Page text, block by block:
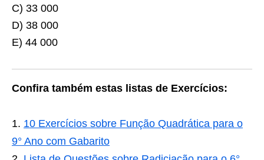
C) 33 000
D) 38 000
E) 44 000
Confira também estas listas de Exercícios:
10 Exercícios sobre Função Quadrática para o
9° Ano com Gabarito